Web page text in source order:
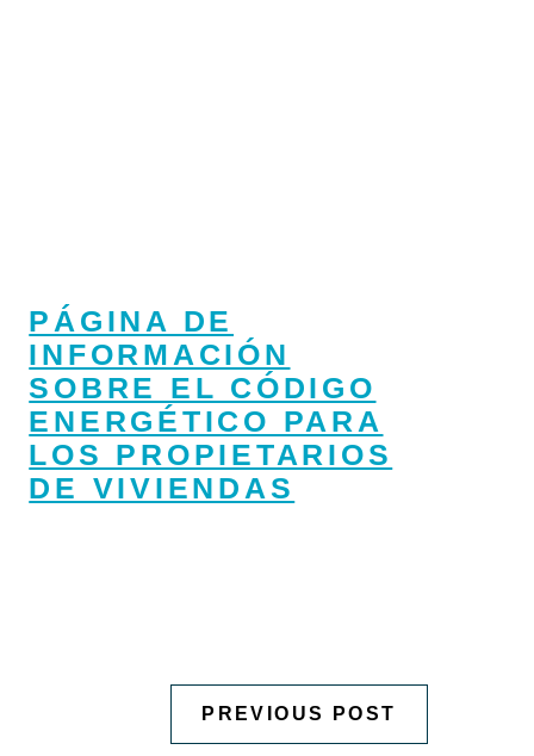
PÁGINA DE
INFORMACIÓN
SOBRE EL CÓDIGO
ENERGÉTICO PARA
LOS PROPIETARIOS
DE VIVIENDAS
PREVIOUS POST